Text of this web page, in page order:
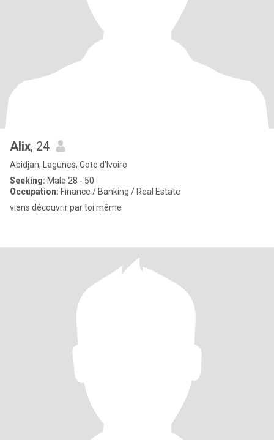
Alix, 24
Abidjan, Lagunes, Cote d'Ivoire
Seeking: Male 28 - 50
Occupation: Finance / Banking / Real Estate
viens découvrir par toi même